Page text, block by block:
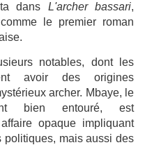
dans L'archer bassari,
le premier roman
notables, dont les
avoir des origines
archer. Mbaye, le
bien entouré, est
opaque impliquant
politiques, mais aussi des